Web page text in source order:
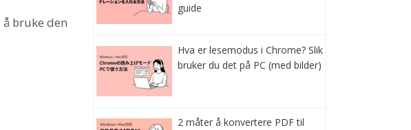
bruke den
guide
Hva er lesemodus i Chrome? Slik
bruker du det på PC (med bilder)
2 måter å konvertere PDF til